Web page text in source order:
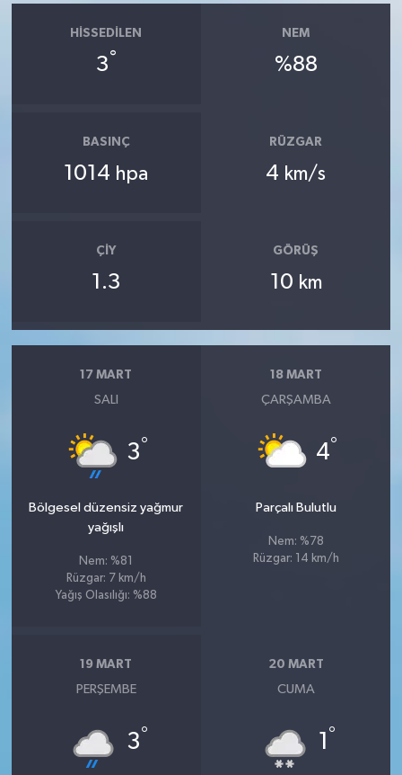
HISSEDILEN
3°
NEM
%88
BASINÇ
1014 hpa
RÜZGAR
4 km/s
ÇIY
1.3
GÖRÜŞ
10 km
17 MART
SALI
3°
Bölgesel düzensiz yağmur
yağışlı
Nem: %81
Rüzgar: 7 km/h
Yağış Olasılığı: %88
18 MART
ÇARŞAMBA
4°
Parçalı Bulutlu
Nem: %78
Rüzgar: 14 km/h
19 MART
PERŞEMBE
3°
20 MART
CUMA
1 °